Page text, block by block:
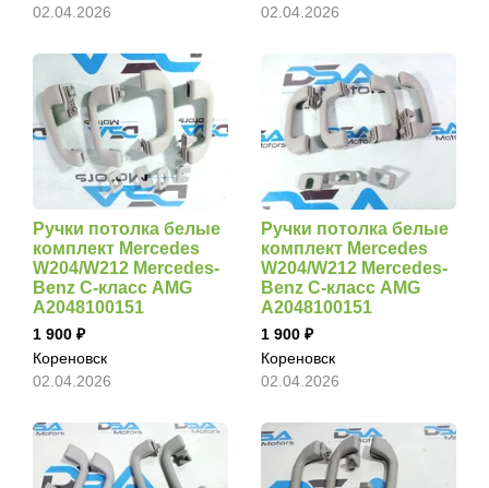
02.04.2026
02.04.2026
Ручки потолка белые
комплект Mercedes
W204/W212 Mercedes-
Benz C-класс AMG
A2048100151
1 900
Кореновск
02.04.2026
Ручки потолка белые
комплект Mercedes
W204/W212 Mercedes-
Benz C-класс AMG
A2048100151
1 900
Кореновск
02.04.2026